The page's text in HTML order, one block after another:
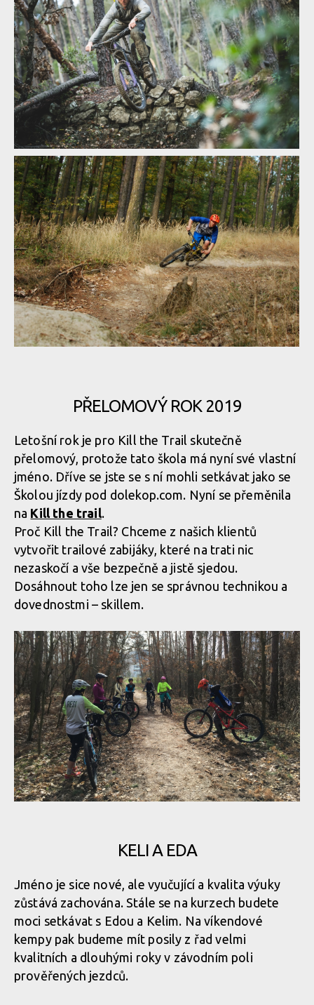
Kill the Trail vstupuje do třetí sezóny
Kill the Trail vstupuje do třetí sezóny
Kill the Trail vstupuje do třetí sezóny
Kill the Trail vstupuje do třetí sezóny
PŘELOMOVÝ ROK 2019
Letošní rok je pro Kill the Trail skutečně
přelomový, protože tato škola má nyní své vlastní
jméno. Dříve se jste se s ní mohli setkávat jako se
Školou jízdy pod dolekop.com. Nyní se přeměnila
na Kill the trail.
Proč Kill the Trail? Chceme z našich klientů
vytvořit trailové zabijáky, které na trati nic
nezaskočí a vše bezpečně a jistě sjedou.
Dosáhnout toho lze jen se správnou technikou a
dovednostmi – skillem.
KELI A EDA
Jméno je sice nové, ale vyučující a kvalita výuky
zůstává zachována. Stále se na kurzech budete
moci setkávat s Edou a Kelim. Na víkendové
kempy pak budeme mít posily z řad velmi
kvalitních a dlouhými roky v závodním poli
prověřených jezdců.